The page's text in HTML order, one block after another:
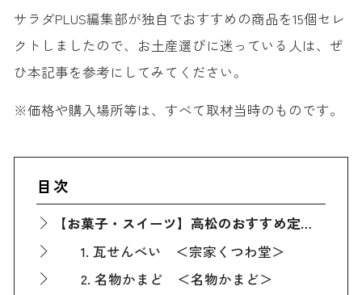
サラダPLUS編集部が独自でおすすめの商品を15個セレ
クトしましたので、お土産選びに迷っている人は、ぜ
ひ本記事を参考にしてみてください。
※価格や購入場所等は、すべて取材当時のものです。
目次
【お菓子・スイーツ】高松のおすすめ定番人気お土産
1. 瓦せんべい ＜宗家くつわ堂＞
2. 名物かまど ＜名物かまど＞